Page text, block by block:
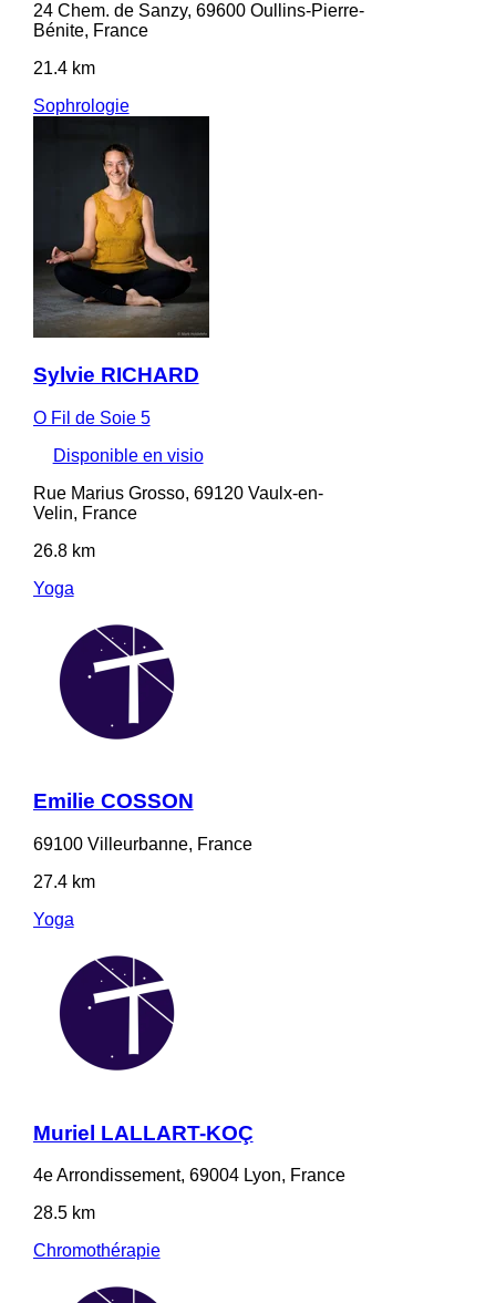
24 Chem. de Sanzy, 69600 Oullins-Pierre-
Bénite, France
21.4 km
Sophrologie
Sylvie RICHARD
O Fil de Soie 5
Disponible en visio
Rue Marius Grosso, 69120 Vaulx-en-
Velin, France
26.8 km
Yoga
Emilie COSSON
69100 Villeurbanne, France
27.4 km
Yoga
Muriel LALLART-KOÇ
4e Arrondissement, 69004 Lyon, France
28.5 km
Chromothérapie